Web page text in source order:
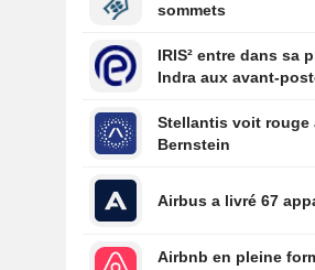
sommets
IRIS² entre dans sa
Indra aux avant-
Stellantis voit rouge
Bernstein
Airbus a livré 67
Airbnb en pleine